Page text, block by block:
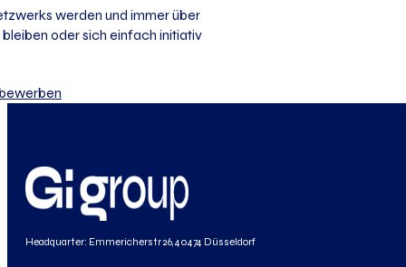
werden und immer über
oder sich einfach initiativ
Headquarter: Emmericherstr 26, 40474 Düsseldorf